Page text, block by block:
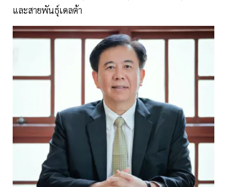
และสายพันธุ์เดลต้า